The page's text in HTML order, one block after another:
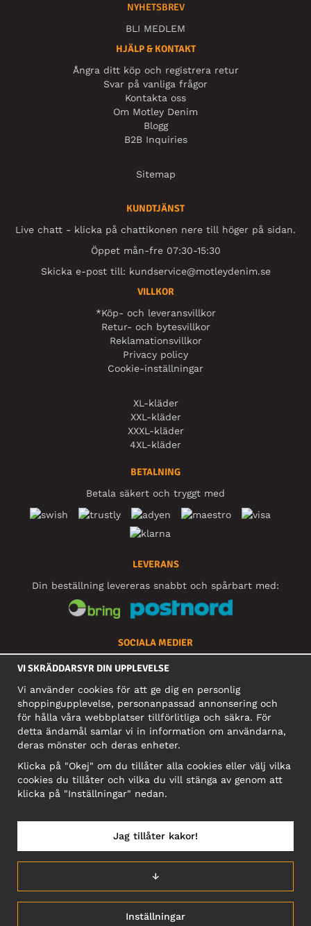
NYHETSBREV
BLI MEDLEM
HJÄLP & KONTAKT
Ångra ditt köp och registrera retur
Svar på vanliga frågor
Kontakta oss
Om Motley Denim
Blogg
B2B Inquiries
Sitemap
KUNDTJÄNST
Live chatt - klicka på chattikonen nere till höger på sidan.
Öppet mån-fre 07:30-15:30
Skicka e-post till: kundservice@motleydenim.se
VILLKOR
*Köp- och leveransvillkor
Retur- och bytesvillkor
Reklamationsvillkor
Privacy policy
Cookie-inställningar
XL-kläder
XXL-kläder
XXXL-kläder
4XL-kläder
BETALNING
Betala säkert och tryggt med
LEVERANS
Din beställning levereras snabbt och spårbart med:
SOCIALA MEDIER
FÖRETAG
Motley Denim Europe OÜ
Narva mnt 5, EE-10117 Tallinn
Org: 12356245, Momsnummer: SE502090048501
OBS! Skicka inte varureturer till denna adress!
SVERIGE/SVENSKA
VI SKRÄDDARSYR DIN UPPLEVELSE
Vi använder cookies för att ge dig en personlig
shoppingupplevelse, personanpassad annonsering och
för hålla våra webbplatser tillförlitliga och säkra. För
detta ändamål samlar vi in information om användarna,
deras mönster och deras enheter.
Klicka på "Okej" om du tillåter alla cookies eller välj vilka
cookies du tillåter och vilka du vill stänga av genom att
klicka på "Inställningar" nedan.
Inställningar
↓
Jag tillåter kakor!